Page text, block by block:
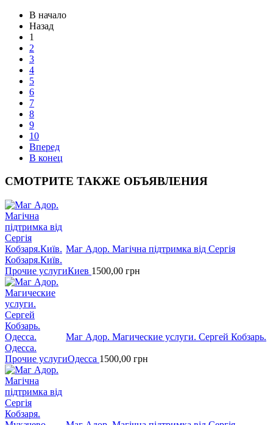
В начало
Назад
1
2
3
4
5
6
7
8
9
10
Вперед
В конец
СМОТРИТЕ ТАКЖЕ ОБЪЯВЛЕНИЯ
Маг Адор. Магічна підтримка від Сергія
Кобзаря.Київ.
Прочие услугиКиев 1500,00 грн
Маг Адор. Магические услуги. Сергей Кобзарь.
Одесса.
Прочие услугиОдесса 1500,00 грн